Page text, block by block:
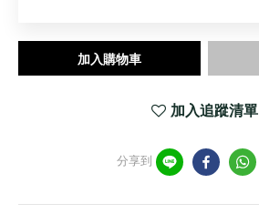
加入購物車
加入追蹤清單
分享到